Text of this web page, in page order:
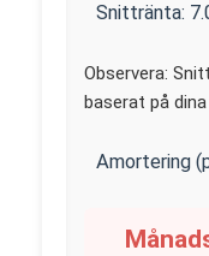
Snittränta:
Observera:
baserat på
Amortering